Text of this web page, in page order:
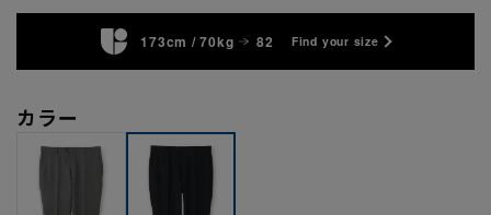
173cm / 70kg 82 Find your size
カラー